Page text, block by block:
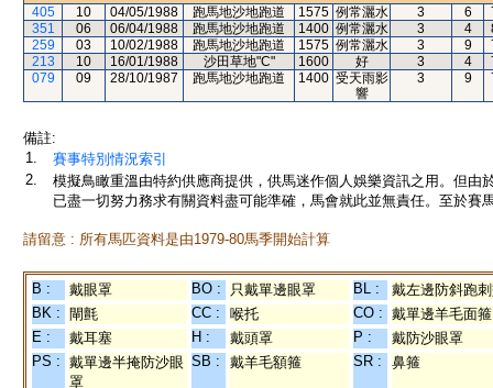
405
10 04/05/1988 跑馬地沙地跑道 1575 例常灑水 3 6
351
06 06/04/1988 跑馬地沙地跑道 1400 例常灑水 3 4
259
03 10/02/1988 跑馬地沙地跑道 1575 例常灑水 3 9
213
10 16/01/1988 沙田草地"C" 1600 好 3 4
079
09 28/10/1987 跑馬地沙地跑道 1400 受天雨影
響
3 9
備註:
1.
賽事特別情況索引
2.
模擬鳥瞰重溫由特約供應商提供，供馬迷作個人娛樂資訊之用。但
已盡一切努力務求有關資料盡可能準確，馬會就此並無責任。至於賽
請留意 : 所有馬匹資料是由1979-80馬季開始計算
B : 戴眼罩 BO : 只戴單邊眼罩 BL :
戴左邊防斜跑
BK :
閘氈 CC : 喉托 CO : 戴單邊羊毛面箍
E :
戴耳塞 H : 戴頭罩 P :
戴防沙眼罩
PS : 戴單邊半掩防沙眼
罩
SB : 戴羊毛額箍 SR : 鼻箍